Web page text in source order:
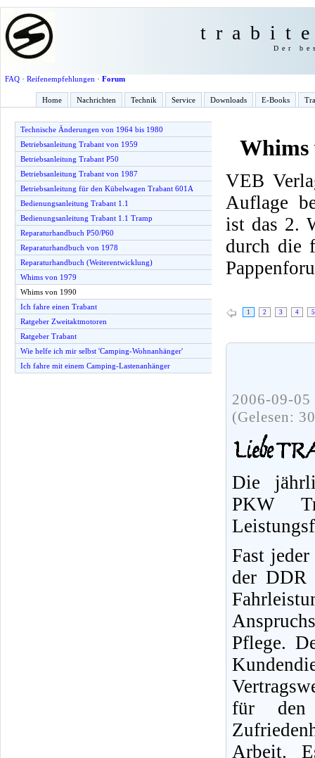
Der
FAQ· Reifenempfehlungen · Forum
Home Nachrichten Technik Service Downloads E-Books
Technische Änderungen von 1964 bis 1980
Betriebsanleitung Trabant von 1959
Betriebsanleitung Trabant P50
Betriebsanleitung Trabant von 1987
Betriebsanleitung für den Kübelwagen Trabant 601A
Bedienungsanleitung Trabant 1.1
Bedienungsanleitung Trabant 1.1 Tramp
Reparaturhandbuch P50/P60
Reparaturhandbuch von 1978
Reparaturhandbuch (Weiterentwicklung)
Whims von 1979
Whims von 1990
Ich fahre einen Trabant
Ratgeber Zweitaktmotoren
Ratgeber Trabant
Wie helfe ich mir selbst 'Camping-Wohnanhänger'
Ich fahre mit einem Camping-Lastenanhänger
Whims
VEB
Auflage
ist das 2.
durch die
1 2 3 4 5
2006-09-
(Gelesen:
Die
PKW
Fast
der DDR
Pflege.
für den
Arbeit.